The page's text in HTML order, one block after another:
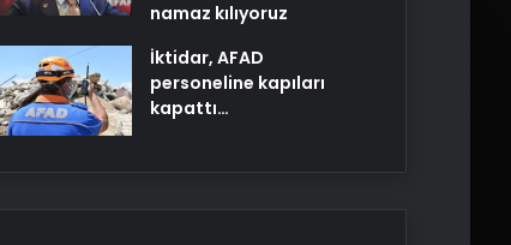
namaz kılıyoruz
İktidar, AFAD
personeline kapıları
kapattı…